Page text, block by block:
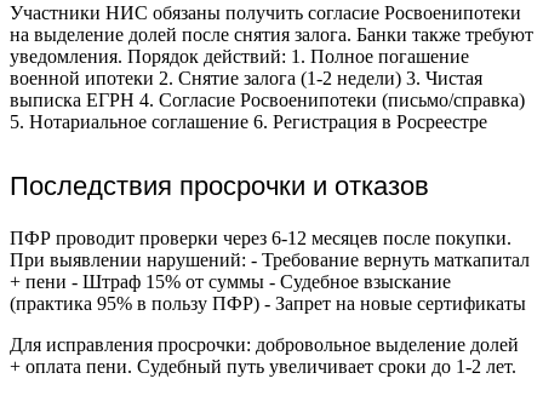
Участники НИС обязаны получить согласие Росвоенипотеки
на выделение долей после снятия залога. Банки также требуют
уведомления. Порядок действий: 1. Полное погашение
военной ипотеки 2. Снятие залога (1-2 недели) 3. Чистая
выписка ЕГРН 4. Согласие Росвоенипотеки (письмо/справка)
5. Нотариальное соглашение 6. Регистрация в Росреестре
Последствия просрочки и отказов
ПФР проводит проверки через 6-12 месяцев после покупки.
При выявлении нарушений: - Требование вернуть маткапитал
+ пени - Штраф 15% от суммы - Судебное взыскание
(практика 95% в пользу ПФР) - Запрет на новые сертификаты
Для исправления просрочки: добровольное выделение долей
+ оплата пени. Судебный путь увеличивает сроки до 1-2 лет.